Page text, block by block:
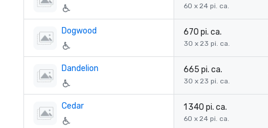
60 x 24 pi. ca.
Dogwood 670 pi. ca.
30 x 23 pi. ca.
Dandelion 665 pi. ca.
30 x 23 pi. ca.
Cedar 1 340 pi. ca.
60 x 24 pi. ca.